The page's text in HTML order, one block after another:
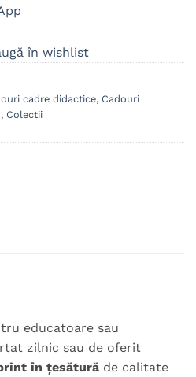
în wishlist
cadre didactice, Cadouri
, Colectii
educatoare sau
zilnic sau de oferit
în țesătură de calitate